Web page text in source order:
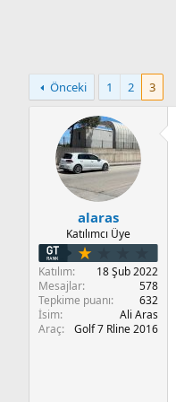
Önceki 1 2 3
alaras
Katılımcı Üye
Katılım
18 Şub 2022
Mesajlar
578
Tepkime puanı
632
İsim
Ali Aras
Araç
Golf 7 Rline 2016